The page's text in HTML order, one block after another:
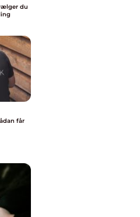
får